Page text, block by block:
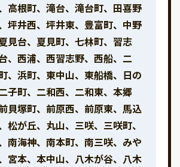
高根町、滝台、滝台町、田喜野
坪井西、坪井東、豊富町、中野
見台、夏見町、七林町、習志
、西浦、西習志野、西船、二
、浜町、東中山、東船橋、日の
子町、二和西、二和東、本郷
貝塚町、前原西、前原東、馬込
松が丘、丸山、三咲、三咲町、
南海神、南本町、南三咲、みや
宮本、本中山、八木が谷、八木